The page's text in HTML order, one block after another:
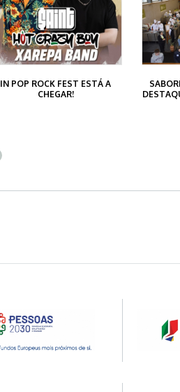
IN POP ROCK FEST ESTÁ A
CHEGAR!